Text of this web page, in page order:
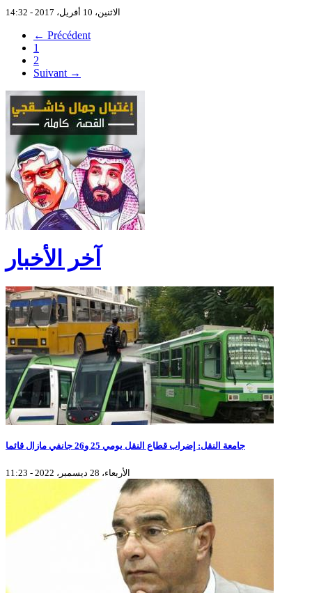
الاثنين، 10 أفريل، 2017 - 14:32
← Précédent
1
2
Suivant →
آخر الأخبار
جامعة النقل: إضراب قطاع النقل يومي 25 و26 جانفي مازال قائما
الأربعاء، 28 ديسمبر، 2022 - 11:23